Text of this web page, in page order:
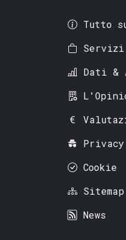
Tutto
Servizi
Dati &
Privacy
Cookie
Sitemap
News